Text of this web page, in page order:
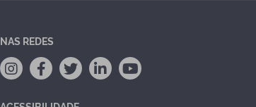
NAS REDES